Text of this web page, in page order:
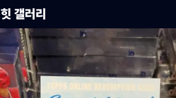
힛 갤러리